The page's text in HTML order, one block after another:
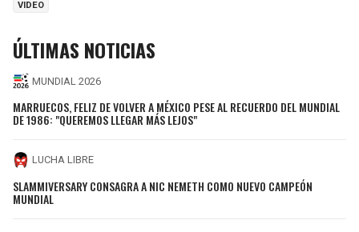
VIDEO
ÚLTIMAS NOTICIAS
MUNDIAL 2026
MARRUECOS, FELIZ DE VOLVER A MÉXICO PESE AL RECUERDO DEL MUNDIAL
DE 1986: "QUEREMOS LLEGAR MÁS LEJOS"
LUCHA LIBRE
SLAMMIVERSARY CONSAGRA A NIC NEMETH COMO NUEVO CAMPEÓN
MUNDIAL